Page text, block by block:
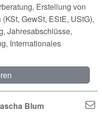
Erstellung von
GewSt, EStE, UStG),
Jahresabschlüsse,
Internationales
Blum